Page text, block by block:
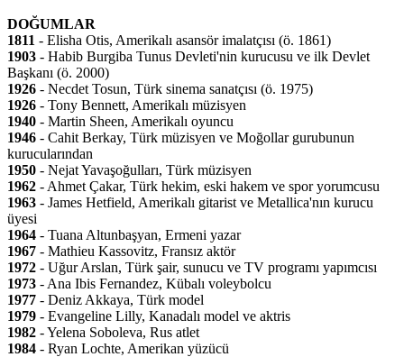
DOĞUMLAR
1811 - Elisha Otis, Amerikalı asansör imalatçısı (ö. 1861)
1903 - Habib Burgiba Tunus Devleti'nin kurucusu ve ilk Devlet
Başkanı (ö. 2000)
1926 - Necdet Tosun, Türk sinema sanatçısı (ö. 1975)
1926 - Tony Bennett, Amerikalı müzisyen
1940 - Martin Sheen, Amerikalı oyuncu
1946 - Cahit Berkay, Türk müzisyen ve Moğollar gurubunun
kurucularından
1950 - Nejat Yavaşoğulları, Türk müzisyen
1962 - Ahmet Çakar, Türk hekim, eski hakem ve spor yorumcusu
1963 - James Hetfield, Amerikalı gitarist ve Metallica'nın kurucu
üyesi
1964 - Tuana Altunbaşyan, Ermeni yazar
1967 - Mathieu Kassovitz, Fransız aktör
1972 - Uğur Arslan, Türk şair, sunucu ve TV programı yapımcısı
1973 - Ana Ibis Fernandez, Kübalı voleybolcu
1977 - Deniz Akkaya, Türk model
1979 - Evangeline Lilly, Kanadalı model ve aktris
1982 - Yelena Soboleva, Rus atlet
1984 - Ryan Lochte, Amerikan yüzücü